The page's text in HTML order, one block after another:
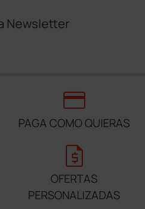
Newsletter
credit_card
PAGA COMO QUIERAS
request_quote
OFERTAS
PERSONALIZADAS